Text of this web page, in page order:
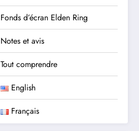
Fonds d’écran Elden Ring
Notes et avis
Tout comprendre
English
Français